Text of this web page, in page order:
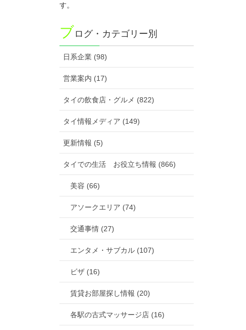
す。
ブログ・カテゴリー別
日系企業 (98)
営業案内 (17)
タイの飲食店・グルメ (822)
タイ情報メディア (149)
更新情報 (5)
タイでの生活 お役立ち情報 (866)
美容 (66)
アソークエリア (74)
交通事情 (27)
エンタメ・サブカル (107)
ビザ (16)
賃貸お部屋探し情報 (20)
各駅の古式マッサージ店 (16)